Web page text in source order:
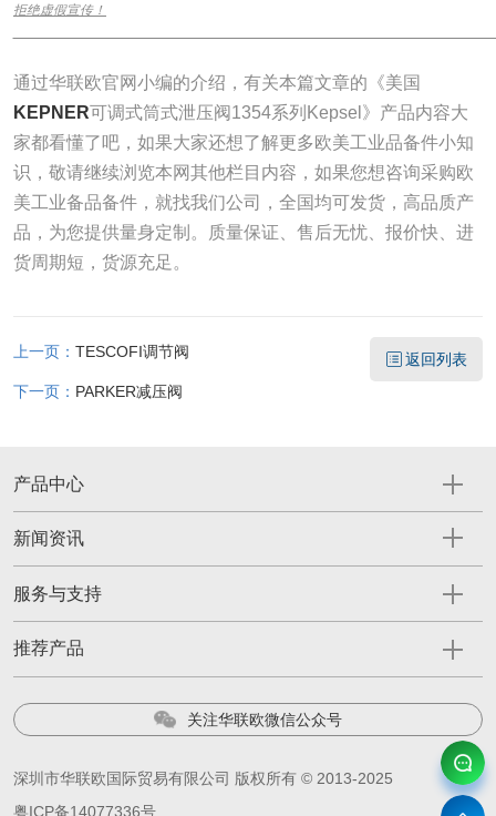
拒绝虚假宣传！
通过华联欧官网小编的介绍，有关本篇文章的《美国
KEPNER可调式筒式泄压阀1354系列Kepsel》产品内容大
家都看懂了吧，如果大家还想了解更多欧美工业品备件小知
识，敬请继续浏览本网其他栏目内容，如果您想咨询采购欧
美工业备品备件，就找我们公司，全国均可发货，高品质产
品，为您提供量身定制。质量保证、售后无忧、报价快、进
货周期短，货源充足。
上一页： TESCOFI调节阀
下一页： PARKER减压阀
返回列表
产品中心
新闻资讯
服务与支持
推荐产品
关注华联欧微信公众号
深圳市华联欧国际贸易有限公司 版权所有 © 2013-2025
粤ICP备14077336号